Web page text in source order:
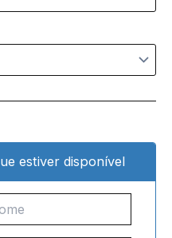
estiver disponível